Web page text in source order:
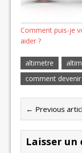
Comment puis-je
aider ?
altimetre
comment
← Previous
Laisser